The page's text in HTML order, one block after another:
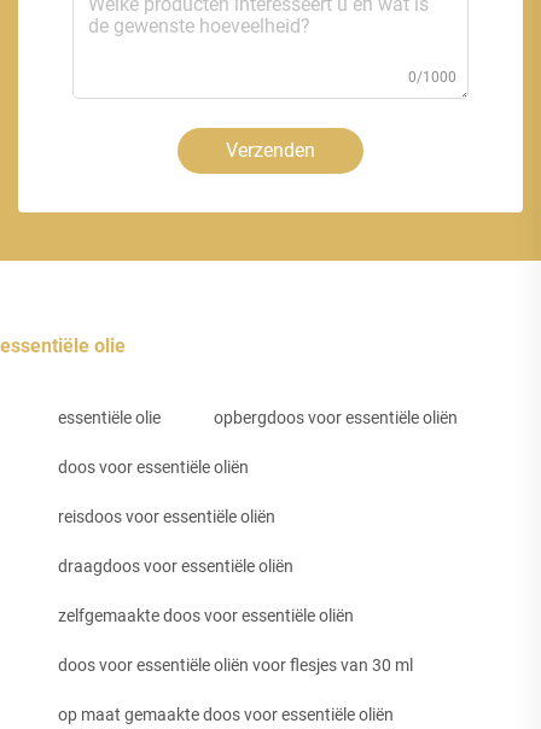
0/1000
Verzenden
essentiële olie
essentiële olie opbergdoos voor essentiële oliën
doos voor essentiële oliën
reisdoos voor essentiële oliën
draagdoos voor essentiële oliën
zelfgemaakte doos voor essentiële oliën
doos voor essentiële oliën voor flesjes van 30 ml
op maat gemaakte doos voor essentiële oliën